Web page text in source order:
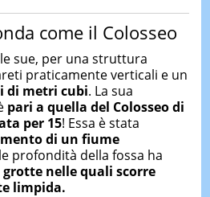
come il Colosseo
sue, per una struttura
praticamente verticali e un
di metri cubi. La sua
pari a quella del Colosseo di
per 15! Essa è stata
di un fiume
profondità della fossa ha
nelle quali scorre
limpida.